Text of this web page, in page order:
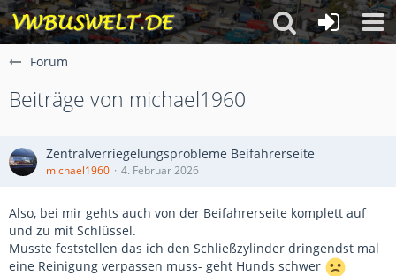
Forum
Beiträge von michael1960
Zentralverriegelungsprobleme Beifahrerseite
michael1960 4. Februar 2026
Also, bei mir gehts auch von der Beifahrerseite komplett auf
und zu mit Schlüssel.
Musste feststellen das ich den Schließzylinder dringendst mal
eine Reinigung verpassen muss- geht Hunds schwer